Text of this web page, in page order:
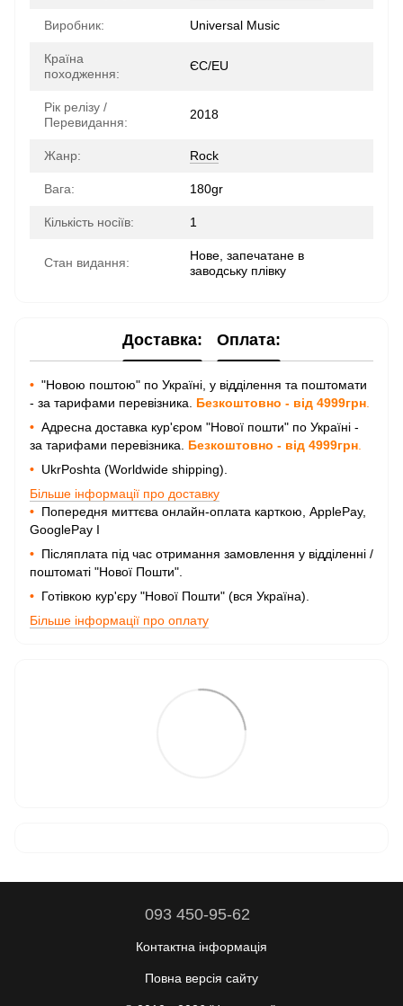
Виробник: Universal Music
Країна
походження:
ЄС/EU
Рік релізу /
Перевидання:
2018
Жанр: Rock
Вага: 180gr
Кількість носіїв: 1
Стан видання:
Нове, запечатане в
заводську плівку
Доставка: Оплата:
• "Новою поштою" по Україні, у відділення та поштомати
- за тарифами перевізника. Безкоштовно - від 4999грн
• Адресна доставка кур'єром "Нової пошти" по Україні -
за тарифами перевізника. Безкоштовно - від 4999грн
• UkrPoshta (Worldwide shipping).
Більше інформації про доставку
• Попередня миттєва онлайн-оплата карткою, ApplePay,
GooglePay I
• Післяплата під час отримання замовлення у відділенні /
поштоматі "Нової Пошти".
• Готівкою кур'єру "Нової Пошти" (вся Україна).
Більше інформації про оплату
093 450-95-62
Контактна інформація
Повна версія сайту